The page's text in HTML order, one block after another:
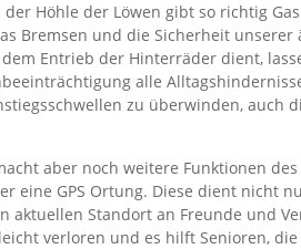
der Höhle der Löwen gibt so richtig
Bremsen und die Sicherheit
Entrieb der Hinterräder dient,
alle
zu überwinden, auch
aber noch weitere Funktionen
eine GPS Ortung. Diese dient nicht
aktuellen Standort an Freunde und
verloren und es hilft Senioren,